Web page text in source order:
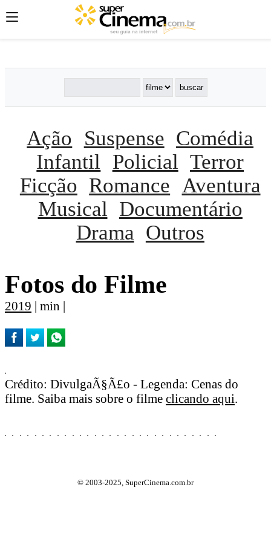
';';
Ação Suspense Comédia
Infantil
Policial Terror
Ficção Romance Aventura
Musical
Documentário
Drama Outros
Fotos do Filme
2019 | min |
Crédito: DivulgaÃ§Ã£o - Legenda: Cenas do
filme. Saiba mais sobre o filme clicando aqui.
© 2003-2025, SuperCinema.com.br